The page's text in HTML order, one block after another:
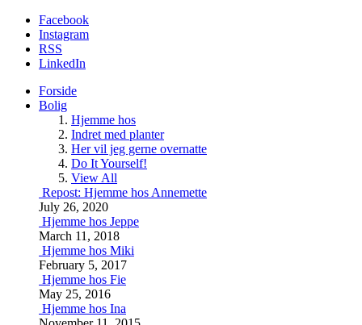
Facebook
Instagram
RSS
LinkedIn
Forside
Bolig
Hjemme hos
Indret med planter
Her vil jeg gerne overnatte
Do It Yourself!
View All
Repost: Hjemme hos Annemette
July 26, 2020
Hjemme hos Jeppe
March 11, 2018
Hjemme hos Miki
February 5, 2017
Hjemme hos Fie
May 25, 2016
Hjemme hos Ina